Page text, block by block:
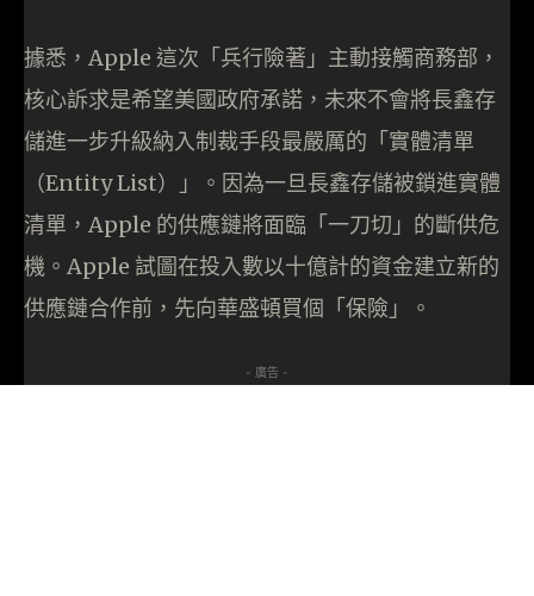
據悉，Apple 這次「兵行險著」主動接觸商務部，
核心訴求是希望美國政府承諾，未來不會將長鑫存
儲進一步升級納入制裁手段最嚴厲的「實體清單
（Entity List）」。因為一旦長鑫存儲被鎖進實體
清單，Apple 的供應鏈將面臨「一刀切」的斷供危
機。Apple 試圖在投入數以十億計的資金建立新的
供應鏈合作前，先向華盛頓買個「保險」。
- 廣告 -